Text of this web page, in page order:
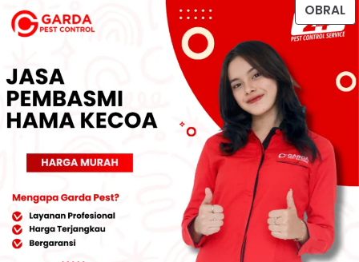
Rp500.000.
adalah:
Rp450.000.
OBRAL